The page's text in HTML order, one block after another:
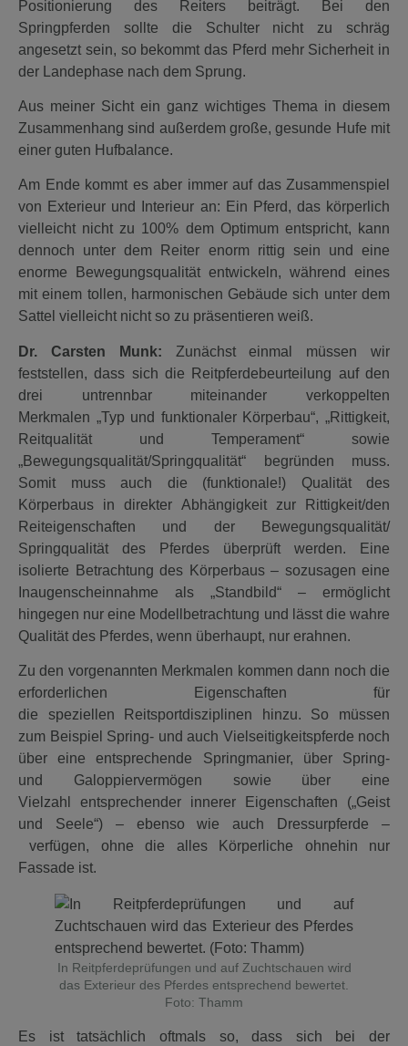
Positionierung des Reiters beiträgt. Bei den
Springpferden sollte die Schulter nicht zu schräg
angesetzt sein, so bekommt das Pferd mehr Sicherheit in
der Landephase nach dem Sprung.
Aus meiner Sicht ein ganz wichtiges Thema in diesem
Zusammenhang sind außerdem große, gesunde Hufe mit
einer guten Hufbalance.
Am Ende kommt es aber immer auf das Zusammenspiel
von Exterieur und Interieur an: Ein Pferd, das körperlich
vielleicht nicht zu 100% dem Optimum entspricht, kann
dennoch unter dem Reiter enorm rittig sein und eine
enorme Bewegungsqualität entwickeln, während eines
mit einem tollen, harmonischen Gebäude sich unter dem
Sattel vielleicht nicht so zu präsentieren weiß.
Dr. Carsten Munk: Zunächst einmal müssen wir
feststellen, dass sich die Reitpferdebeurteilung auf den
drei untrennbar miteinander verkoppelten
Merkmalen „Typ und funktionaler Körperbau“, „Rittigkeit,
Reitqualität und Temperament“ sowie
„Bewegungsqualität/Springqualität“ begründen muss.
Somit muss auch die (funktionale!) Qualität des
Körperbaus in direkter Abhängigkeit zur Rittigkeit/den
Reiteigenschaften und der Bewegungsqualität/
Springqualität des Pferdes überprüft werden. Eine
isolierte Betrachtung des Körperbaus – sozusagen eine
Inaugenscheinnahme als „Standbild“ – ermöglicht
hingegen nur eine Modellbetrachtung und lässt die wahre
Qualität des Pferdes, wenn überhaupt, nur erahnen.
Zu den vorgenannten Merkmalen kommen dann noch die
erforderlichen Eigenschaften für
die speziellen Reitsportdisziplinen hinzu. So müssen
zum Beispiel Spring- und auch Vielseitigkeitspferde noch
über eine entsprechende Springmanier, über Spring-
und Galoppiervermögen sowie über eine
Vielzahl entsprechender innerer Eigenschaften („Geist
und Seele“) – ebenso wie auch Dressurpferde –
verfügen, ohne die alles Körperliche ohnehin nur
Fassade ist.
In Reitpferdeprüfungen und auf Zuchtschauen wird
das Exterieur des Pferdes entsprechend bewertet.
Foto: Thamm
Es ist tatsächlich oftmals so, dass sich bei der